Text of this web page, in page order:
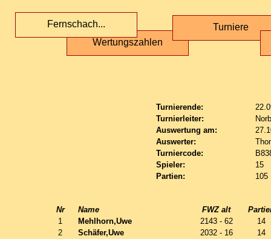
Wertungszahlen
Fernschach... Turniere
Turnierende:
Turnierleiter:
Auswertung am:
Auswerter:
Turniercode:
Spieler:
15
Partien:
105
Nr Name FWZ alt
1
Mehlhorn,Uwe 2143 - 62
14
2
Schäfer,Uwe 2032 - 16
14